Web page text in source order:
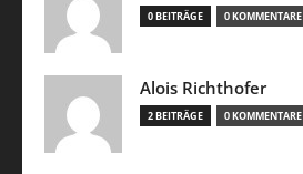
0 BEITRÄGE 0 KOMMENTARE
Alois Richthofer
2 BEITRÄGE 0 KOMMENTARE